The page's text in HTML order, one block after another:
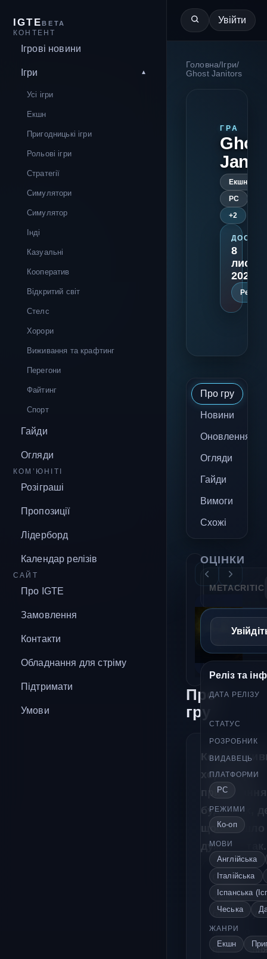
IGTEBETA
КОНТЕНТ
Ігрові новини
Ігри
Усі ігри
Екшн
Пригодницькі ігри
Рольові ігри
Стратегії
Симулятори
Симулятор
Інді
Казуальні
Кооператив
Відкритий світ
Стелс
Хорори
Виживання та крафтинг
Перегони
Файтинг
Спорт
Гайди
Огляди
КОМ’ЮНІТІ
Розіграші
Пропозиції
Лідерборд
Календар релізів
САЙТ
Про IGTE
Замовлення
Контакти
Обладнання для стріму
Підтримати
Умови
Увійти
Головна/ Ігри/
Ghost Janitors
ГРА
Екшн
PC
+2
8
2025
Реліз
Про гру
Новини
Оновлення
Огляди
Гайди
Вимоги
Схожі
Про
гру
хорор про
будинках,
щось пішло
дуже не так.
Ghost
Janitors
будує гру
навколо
ОЦІНКИ
METACRITIC
Реліз та
ДАТА РЕЛІЗУ
СТАТУС
РОЗРОБНИК
ВИДАВЕЦЬ
ПЛАТФОРМИ
PC
РЕЖИМИ
Ко-оп
МОВИ
Англійська
Італійська
Іспанська
Чеська
ЖАНРИ
Екшн